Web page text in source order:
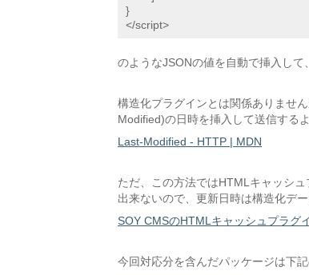
}
</script>
のようなJSONの値を自動で挿入して
構造化プラグインとは関係ありませ
Modified)の日時を挿入して送信する
Last-Modified - HTTP | MDN
ただ、この方法ではHTMLキャッシ
出来ないので、更新日時は構造化デ
SOY CMSのHTMLキャッシュプラグ
今回対応分を含んだパッケージは下